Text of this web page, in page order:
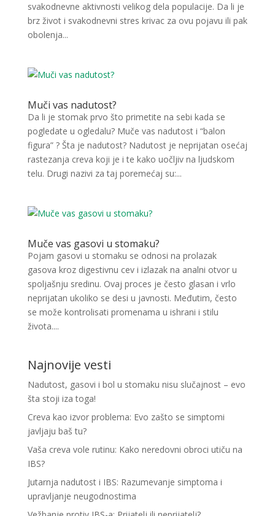
svakodnevne aktivnosti velikog dela populacije. Da li je
brz život i svakodnevni stres krivac za ovu pojavu ili pak
obolenja...
Muči vas nadutost?
Da li je stomak prvo što primetite na sebi kada se
pogledate u ogledalu? Muče vas nadutost i “balon
figura” ? Šta je nadutost? Nadutost je neprijatan osećaj
rastezanja creva koji je i te kako uočljiv na ljudskom
telu. Drugi nazivi za taj poremećaj su:...
Muče vas gasovi u stomaku?
Pojam gasovi u stomaku se odnosi na prolazak
gasova kroz digestivnu cev i izlazak na analni otvor u
spoljašnju sredinu. Ovaj proces je često glasan i vrlo
neprijatan ukoliko se desi u javnosti. Međutim, često
se može kontrolisati promenama u ishrani i stilu
života....
Najnovije vesti
Nadutost, gasovi i bol u stomaku nisu slučajnost – evo
šta stoji iza toga!
Creva kao izvor problema: Evo zašto se simptomi
javljaju baš tu?
Vaša creva vole rutinu: Kako neredovni obroci utiču na
IBS?
Jutarnja nadutost i IBS: Razumevanje simptoma i
upravljanje neugodnostima